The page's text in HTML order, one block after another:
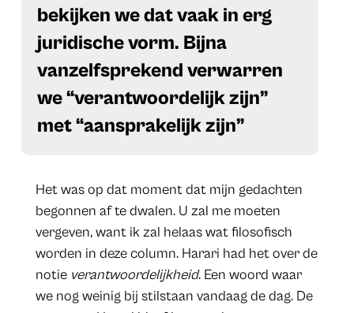
bekijken we dat vaak in erg
juridische vorm. Bijna
vanzelfsprekend verwarren
we “verantwoordelijk zijn”
met “aansprakelijk zijn”
Het was op dat moment dat mijn gedachten
begonnen af te dwalen. U zal me moeten
vergeven, want ik zal helaas wat filosofisch
worden in deze column. Harari had het over de
notie verantwoordelijkheid. Een woord waar
we nog weinig bij stilstaan vandaag de dag. De